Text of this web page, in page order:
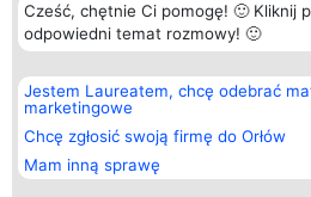
Cześć, chętnie Ci pomogę! 🙂 Kliknij
odpowiedni temat rozmowy! 🙂
Jestem Laureatem, chcę odebrać
marketingowe
Chcę zgłosić swoją firmę do Orłów
Mam inną sprawę
Organizator plebiscytu
Bright Side Solutions sp. z o.
o. sp. k.
ul. Ruska 22
Wrocław 50-079
KRS 0000749100 | Regon
381313360 | NIP 8943132676
Plebiscyt
Laureaci
wszystkich
Laureatów
Regulamin